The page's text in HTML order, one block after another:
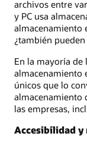
archivos entre
y PC usa
almacenamiento
¿también
En la mayoría de
almacenamiento
únicos que lo
almacenamiento
las empresas,
Accesibilidad y